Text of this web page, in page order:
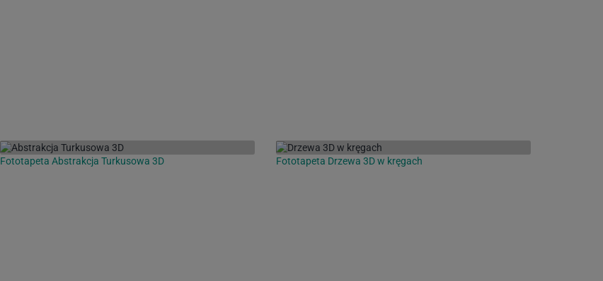
Fototapeta Abstrakcja Turkusowa 3D Fototapeta Drzewa 3D w kręgach